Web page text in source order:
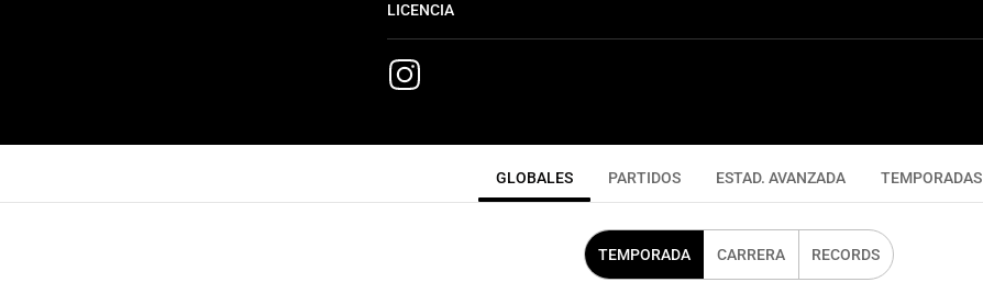
LICENCIA
GLOBALES PARTIDOS ESTAD. AVANZADA TEMPORADAS
TEMPORADA CARRERA RECORDS